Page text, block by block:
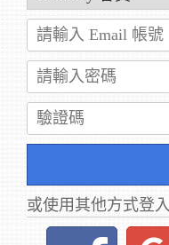
或使用其他方式登入